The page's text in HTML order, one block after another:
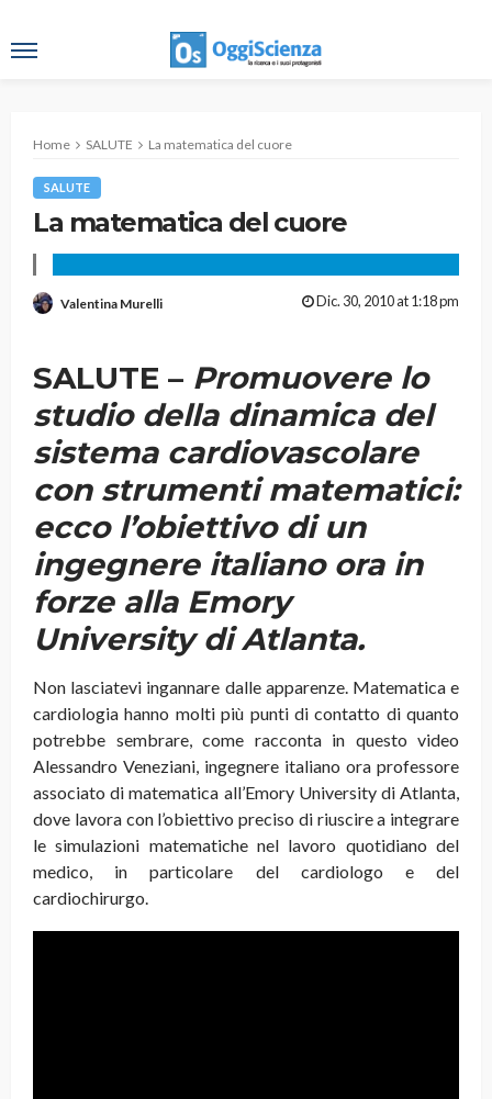
Home SALUTE La matematica del cuore
SALUTE
La matematica del cuore
Valentina Murelli Dic. 30, 2010 at 1:18 pm
SALUTE – Promuovere lo
studio della dinamica del
sistema cardiovascolare
con strumenti matematici:
ecco l’obiettivo di un
ingegnere italiano ora in
forze alla Emory
University di Atlanta.
Non lasciatevi ingannare dalle apparenze. Matematica e
cardiologia hanno molti più punti di contatto di quanto
potrebbe sembrare, come racconta in questo video
Alessandro Veneziani, ingegnere italiano ora professore
associato di matematica all’Emory University di Atlanta,
dove lavora con l’obiettivo preciso di riuscire a integrare
le simulazioni matematiche nel lavoro quotidiano del
medico, in particolare del cardiologo e del
cardiochirurgo.